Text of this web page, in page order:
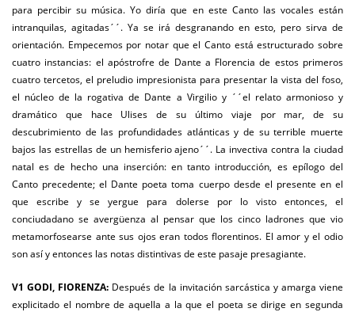
para percibir su música. Yo diría que en este Canto las vocales están
intranquilas, agitadas´´. Ya se irá desgranando en esto, pero sirva de
orientación. Empecemos por notar que el Canto está estructurado sobre
cuatro instancias: el apóstrofre de Dante a Florencia de estos primeros
cuatro tercetos, el preludio impresionista para presentar la vista del foso,
el núcleo de la rogativa de Dante a Virgilio y ´´el relato armonioso y
dramático que hace Ulises de su último viaje por mar, de su
descubrimiento de las profundidades atlánticas y de su terrible muerte
bajos las estrellas de un hemisferio ajeno´´. La invectiva contra la ciudad
natal es de hecho una inserción: en tanto introducción, es epílogo del
Canto precedente; el Dante poeta toma cuerpo desde el presente en el
que escribe y se yergue para dolerse por lo visto entonces, el
conciudadano se avergüenza al pensar que los cinco ladrones que vio
metamorfosearse ante sus ojos eran todos florentinos. El amor y el odio
son así y entonces las notas distintivas de este pasaje presagiante.
V1 GODI, FIORENZA: Después de la invitación sarcástica y amarga viene
explicitado el nombre de aquella a la que el poeta se dirige en segunda